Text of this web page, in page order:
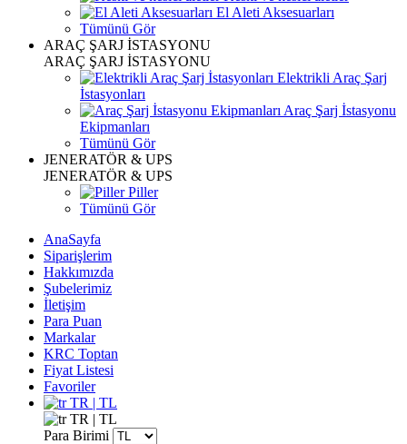
El Aleti Aksesuarları
Tümünü Gör
ARAÇ ŞARJ İSTASYONU
ARAÇ ŞARJ İSTASYONU
Elektrikli Araç Şarj
İstasyonları
Araç Şarj İstasyonu
Ekipmanları
Tümünü Gör
JENERATÖR & UPS
JENERATÖR & UPS
Piller
Tümünü Gör
AnaSayfa
Siparişlerim
Hakkımızda
Şubelerimiz
İletişim
Para Puan
Markalar
KRC Toptan
Fiyat Listesi
Favoriler
TR | TL
TR | TL
Para Birimi